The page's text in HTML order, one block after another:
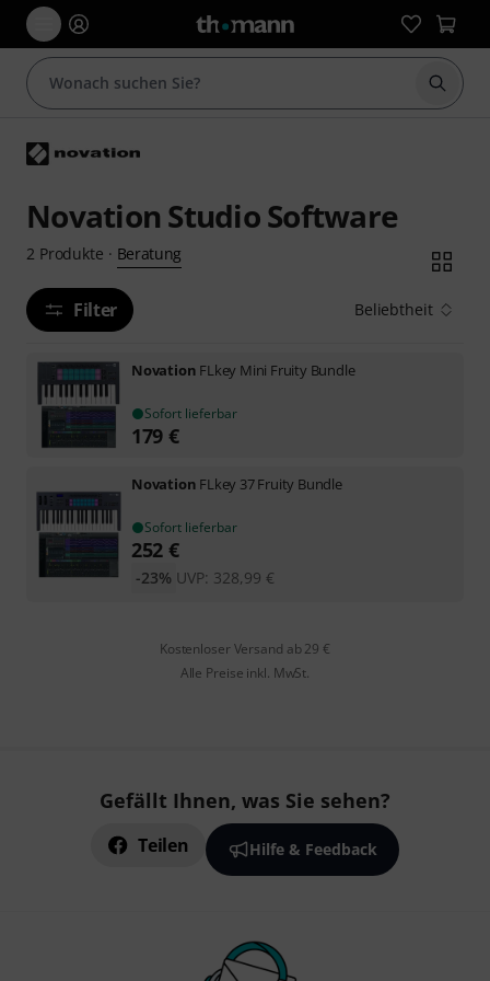
Suche
Novation Studio Software
2 Produkte · Beratung
Filter Beliebtheit
Novation FLkey Mini Fruity Bundle
Sofort lieferbar
179 €
Novation FLkey 37 Fruity Bundle
Sofort lieferbar
252 €
UVP: 328,99 €
-23%
Kostenloser Versand ab 29 €
Alle Preise inkl. MwSt.
Gefällt Ihnen, was Sie sehen?
Teilen Hilfe & Feedback